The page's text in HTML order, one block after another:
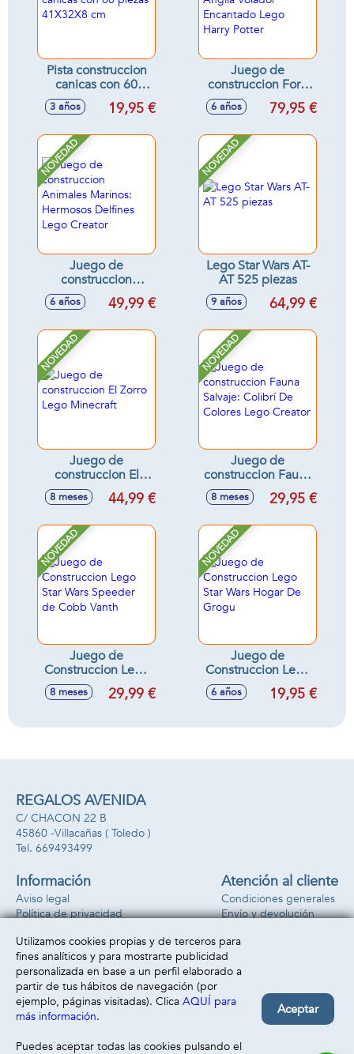
Pista construccion
canicas con 60
piezas 41X32X8 cm
3 años 19,95 €
Juego de
construccion Ford
Anglia Volador
Encantado Lego
6 años 79,95 €
NOVEDAD
Juego de
construccion
Animales Marinos:
Hermosos Delfines
6 años 49,99 €
NOVEDAD
Lego Star Wars AT-
AT 525 piezas
9 años 64,99 €
NOVEDAD
Juego de
construccion El
Zorro Lego
Minecraft
8 meses 44,99 €
NOVEDAD
Juego de
construccion Fauna
Salvaje: Colibrí De
Colores Lego
8 meses 29,95 €
NOVEDAD
Juego de
Construccion Lego
Star Wars Speeder
de Cobb Vanth
8 meses 29,99 €
NOVEDAD
Juego de
Construccion Lego
Star Wars Hogar De
Grogu
6 años 19,95 €
REGALOS AVENIDA
C/ CHACON 22 B
45860 -Villacañas ( Toledo )
669493499
Información
Aviso legal
Política de privacidad
Atención al cliente
Condiciones generales
Envío y devolución
Formas de pago
Utilizamos cookies propias y de terceros para
fines analíticos y para mostrarte publicidad
personalizada en base a un perfil elaborado a
partir de tus hábitos de navegación (por
ejemplo, páginas visitadas). Clica AQUÍ para
más información.
Puedes aceptar todas las cookies pulsando el
Aceptar